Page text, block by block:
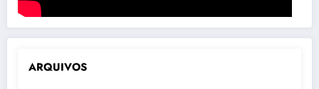
ARQUIVOS